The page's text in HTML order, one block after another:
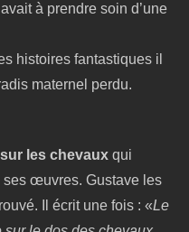
à prendre soin d’une
histoires fantastiques il
maternel perdu.
sur les chevaux qui
œuvres. Gustave les
Il écrit une fois : «Le